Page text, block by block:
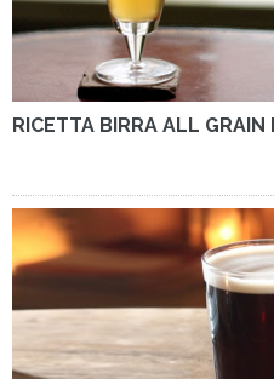
RICETTA BIRRA ALL GRAIN